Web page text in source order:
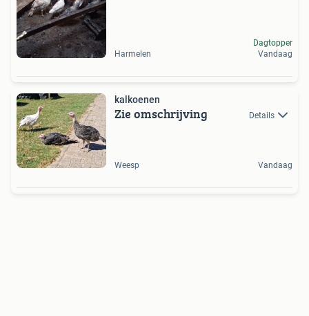
Harmelen
Dagtopper
Vandaag
kalkoenen
Zie omschrijving Details
Weesp Vandaag